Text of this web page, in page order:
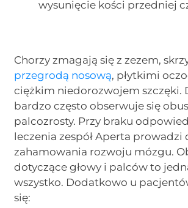
wysunięcie kości przedniej
Chorzy zmagają się z zezem,
przegrodą nosową, płytkimi
ciężkim niedorozwojem szczęki.
bardzo często obserwuje się
palcozrosty. Przy braku
leczenia zespół Aperta prowadzi
zahamowania rozwoju mózgu.
dotyczące głowy i palców to
wszystko. Dodatkowo u
się: